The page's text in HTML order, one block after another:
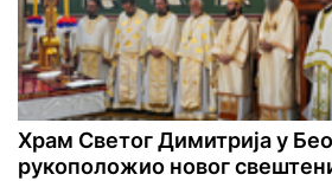
Храм Светог Димитрија у
рукоположио новог